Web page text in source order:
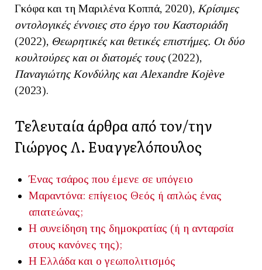
Γκόφα και τη Μαριλένα Κοππά, 2020), Κρίσιμες
οντολογικές έννοιες στο έργο του Καστοριάδη
(2022), Θεωρητικές και θετικές επιστήμες. Οι δύο
κουλτούρες και οι διατομές τους (2022),
Παναγιώτης Κονδύλης και Alexandre Kojève
(2023).
Τελευταία άρθρα από τον/την
Γιώργος Λ. Ευαγγελόπουλος
Ένας τσάρος που έμενε σε υπόγειο
Μαραντόνα: επίγειος Θεός ή απλώς ένας
απατεώνας;
Η συνείδηση της δημοκρατίας (ή η ανταρσία
στους κανόνες της);
Η Ελλάδα και ο γεωπολιτισμός